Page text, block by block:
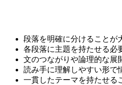
段落を明確に分けることが
各段落に主題を持たせる必
文のつながりや論理的な展
読み手に理解しやすい形で
一貫したテーマを持たせる